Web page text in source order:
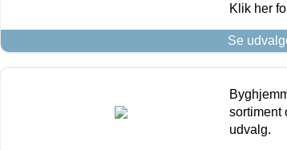
Klik her
Se
sortiment
udvalg.